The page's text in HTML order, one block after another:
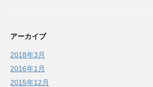
アーカイブ
2018年3月
2016年1月
2015年12月